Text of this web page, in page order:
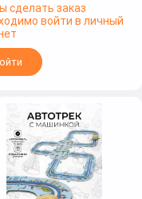
сделать заказ
войти в личный